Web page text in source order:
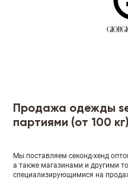
Продажа одежды
партиями (от 100 кг)
Мы поставляем секонд-хенд
а также магазинами и другими
специализирующимися на